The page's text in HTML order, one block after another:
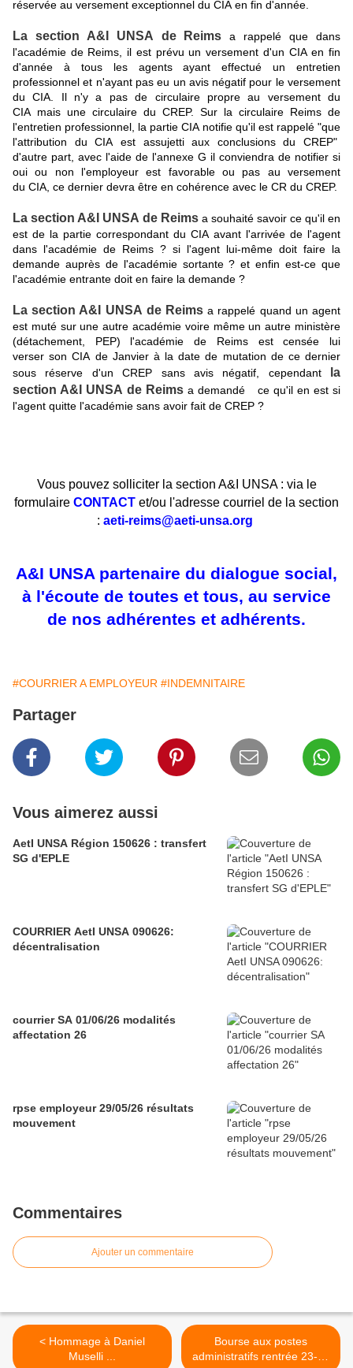
réservée au versement exceptionnel du CIA en fin d'année.
La section A&I UNSA de Reims a rappelé que dans
l'académie de Reims, il est prévu un versement d'un CIA en fin
d'année à tous les agents ayant effectué un entretien
professionnel et n'ayant pas eu un avis négatif pour le versement
du CIA. Il n'y a pas de circulaire propre au versement du
CIA mais une circulaire du CREP. Sur la circulaire Reims de
l'entretien professionnel, la partie CIA notifie qu'il est rappelé "que
l'attribution du CIA est assujetti aux conclusions du CREP"
d'autre part, avec l'aide de l'annexe G il conviendra de notifier si
oui ou non l'employeur est favorable ou pas au versement
du CIA, ce dernier devra être en cohérence avec le CR du CREP.
La section A&I UNSA de Reims a souhaité savoir ce qu'il en
est de la partie correspondant du CIA avant l'arrivée de l'agent
dans l'académie de Reims ? si l'agent lui-même doit faire la
demande auprès de l'académie sortante ? et enfin est-ce que
l'académie entrante doit en faire la demande ?
La section A&I UNSA de Reims a rappelé quand un agent
est muté sur une autre académie voire même un autre ministère
(détachement, PEP) l'académie de Reims est censée lui
verser son CIA de Janvier à la date de mutation de ce dernier
sous réserve d'un CREP sans avis négatif, cependant
la
section A&I UNSA de Reims a demandé ce qu'il en est si
l'agent quitte l'académie sans avoir fait de CREP ?
Vous pouvez solliciter la section A&I UNSA : via le
formulaire CONTACT et/ou l'adresse courriel de la section
: aeti-reims@aeti-unsa.org
A&I UNSA partenaire du dialogue social,
à l'écoute de toutes et tous, au service
de nos adhérentes et adhérents.
#COURRIER A EMPLOYEUR #INDEMNITAIRE
Partager
Vous aimerez aussi
AetI UNSA Région 150626 : transfert
SG d'EPLE
COURRIER AetI UNSA 090626:
décentralisation
courrier SA 01/06/26 modalités
affectation 26
rpse employeur 29/05/26 résultats
mouvement
Commentaires
Ajouter un commentaire
< Hommage à Daniel
Muselli ...
Bourse aux postes
administratifs rentrée 23-24